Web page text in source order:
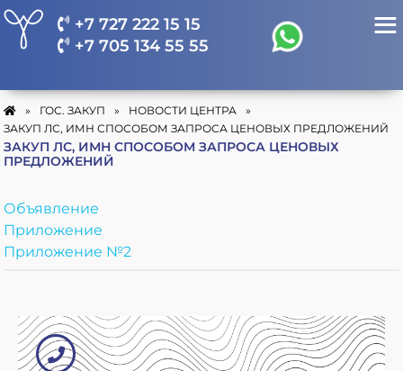
+7 727 222 15 15
+7 705 134 55 55
» ГОС. ЗАКУП » НОВОСТИ ЦЕНТРА
»
ЗАКУП ЛС, ИМН СПОСОБОМ ЗАПРОСА ЦЕНОВЫХ ПРЕДЛОЖЕНИЙ
ЗАКУП ЛС, ИМН СПОСОБОМ ЗАПРОСА ЦЕНОВЫХ
ПРЕДЛОЖЕНИЙ
Объявление
Приложение
Приложение №2